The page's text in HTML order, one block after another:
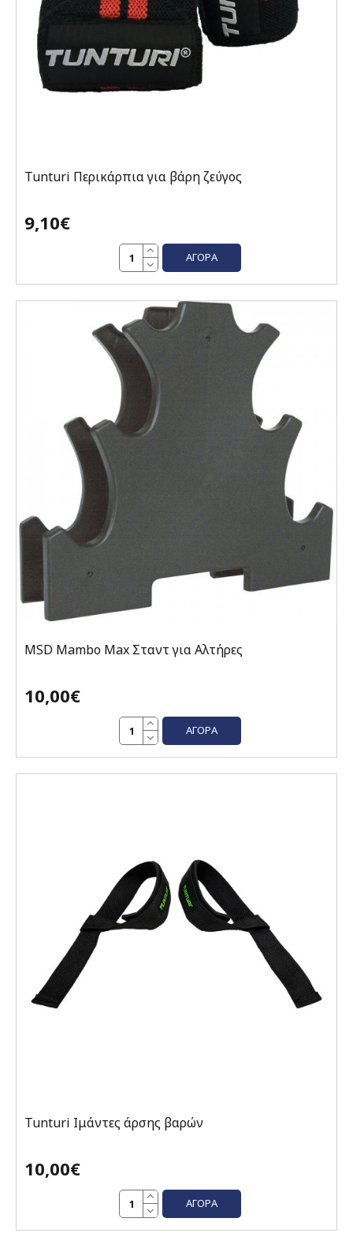
Tunturi Περικάρπια για βάρη ζεύγος
9,10€
ΑΓΟΡΆ
MSD Mambo Max Σταντ για Aλτήρες
10,00€
ΑΓΟΡΆ
Tunturi Ιμάντες άρσης βαρών
10,00€
ΑΓΟΡΆ